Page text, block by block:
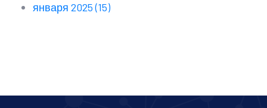
января 2025(15)